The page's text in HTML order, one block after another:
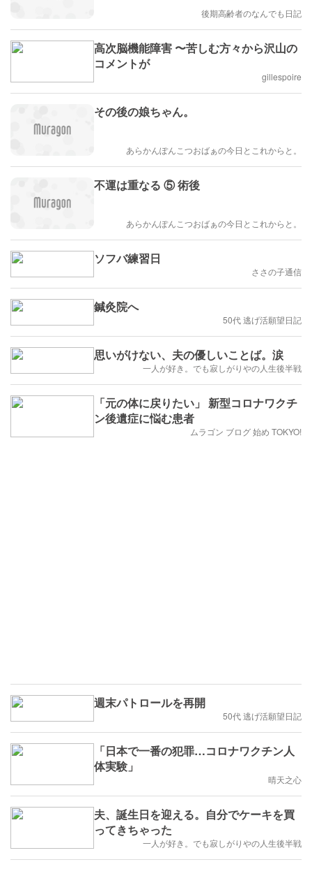
後期高齢者のなんでも日記
高次脳機能障害 〜苦しむ方々から沢山の
コメントが
gillespoire
その後の娘ちゃん。
あらかんぽんこつおばぁの今日とこれからと。
不運は重なる ⑤ 術後
あらかんぽんこつおばぁの今日とこれからと。
ソフバ練習日
ささの子通信
鍼灸院へ
50代 逃げ活願望日記
思いがけない、夫の優しいことば。涙
一人が好き。でも寂しがりやの人生後半戦
「元の体に戻りたい」 新型コロナワクチ
ン後遺症に悩む患者
ムラゴン ブログ 始め TOKYO!
週末パトロールを再開
50代 逃げ活願望日記
「日本で一番の犯罪…コロナワクチン人
体実験」
晴天之心
夫、誕生日を迎える。自分でケーキを買
ってきちゃった
一人が好き。でも寂しがりやの人生後半戦